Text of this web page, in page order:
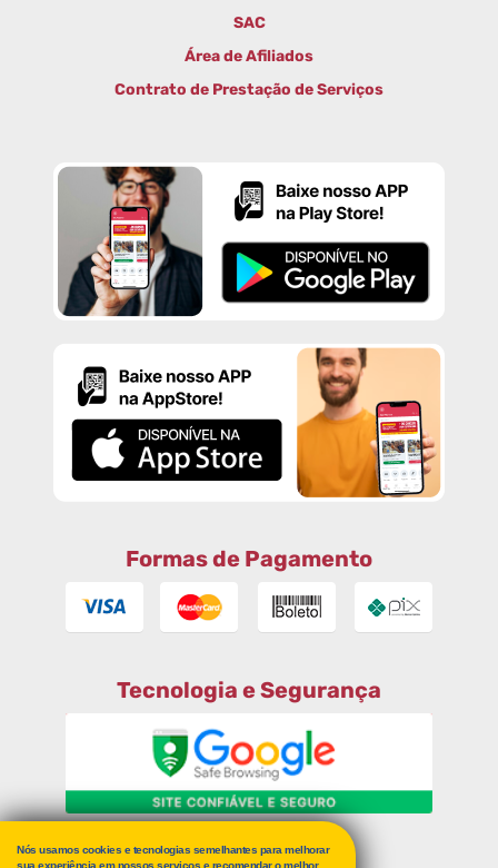
Nós usamos cookies e tecnologias semelhantes para melhorar
sua experiência em nossos serviços e recomendar o melhor
SAC
Área de Afiliados
Contrato de Prestação de Serviços
Formas de Pagamento
Tecnologia e Segurança